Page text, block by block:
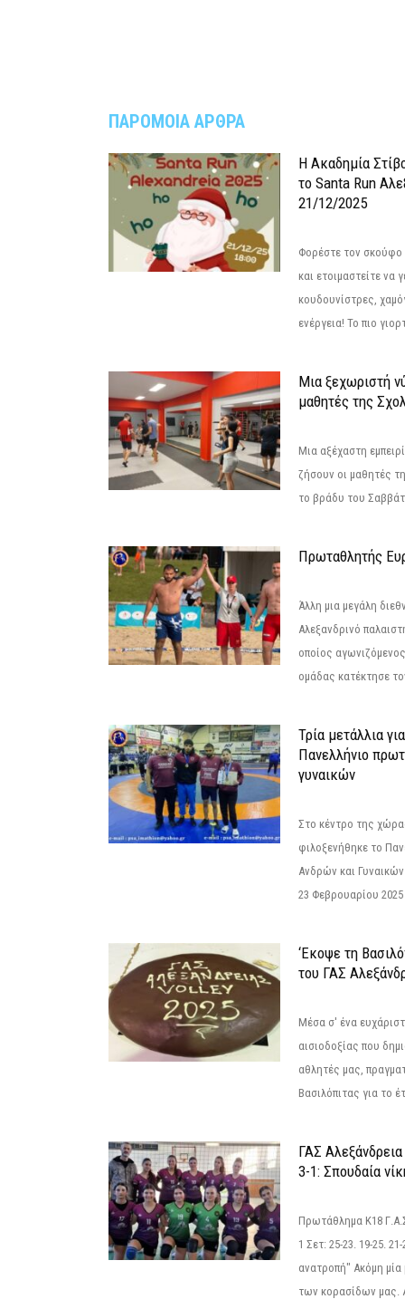
ΠΑΡΟΜΟΙΑ ΑΡΘΡΑ
Η Ακαδημία
το Santa Run
21/12/2025
Φορέστε τον σκούφο
και ετοιμαστείτε να
κουδουνίστρες,
ενέργεια! Το πιο
Μια ξεχωριστή
μαθητές της
Μια αξέχαστη
ζήσουν οι μαθητές
το βράδυ του
Πρωταθλητής
Άλλη μια μεγάλη
Αλεξανδρινό
οποίος
ομάδας κατέκτησε
Τρία μετάλλια
Πανελλήνιο
γυναικών
Στο κέντρο της
φιλοξενήθηκε το
Ανδρών και
23 Φεβρουαρίου
‘Εκοψε τη
του ΓΑΣ
Μέσα σ' ένα
αισιοδοξίας που
αθλητές μας,
Βασιλόπιτας για το
ΓΑΣ
3-1: Σπουδαία
Πρωτάθλημα Κ18
1 Σετ: 25-23. 19-25.
ανατροπή" Ακόμη μία
των κορασίδων μας.